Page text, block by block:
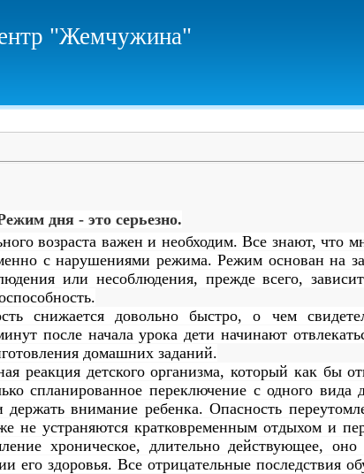
"Жемчужина"
дня - это серьезно.
возраста важен и необходим. Все знают, что
с нарушениями режима. Режим основан на
или несоблюдения, прежде всего,
снижается довольно быстро, о чем
после начала урока дети начинают
домашних заданий.
реакция детского организма, который как бы
спланированное переключение с одного вида
держать внимание ребенка. Опасность
не устраняются кратковременным отдыхом и
хроническое, длительно действующее, оно
его здоровья. Все отрицательные последствия